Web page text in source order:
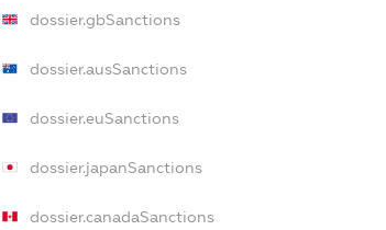
dossier.gbSanctions
dossier.ausSanctions
dossier.euSanctions
dossier.japanSanctions
dossier.canadaSanctions